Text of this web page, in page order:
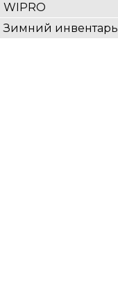
WIPRO
Зимний инвентарь